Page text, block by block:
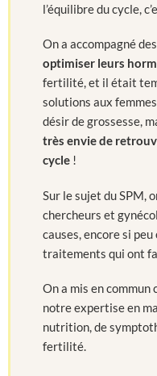
l’équilibre du cycle,
On a accompagné
optimiser leurs
fertilité, et il était
solutions aux
désir de grossesse,
très envie de
cycle !
Sur le sujet du SPM,
chercheurs et
causes, encore si
traitements qui ont
On a mis en commun
notre expertise en
nutrition, de
fertilité.